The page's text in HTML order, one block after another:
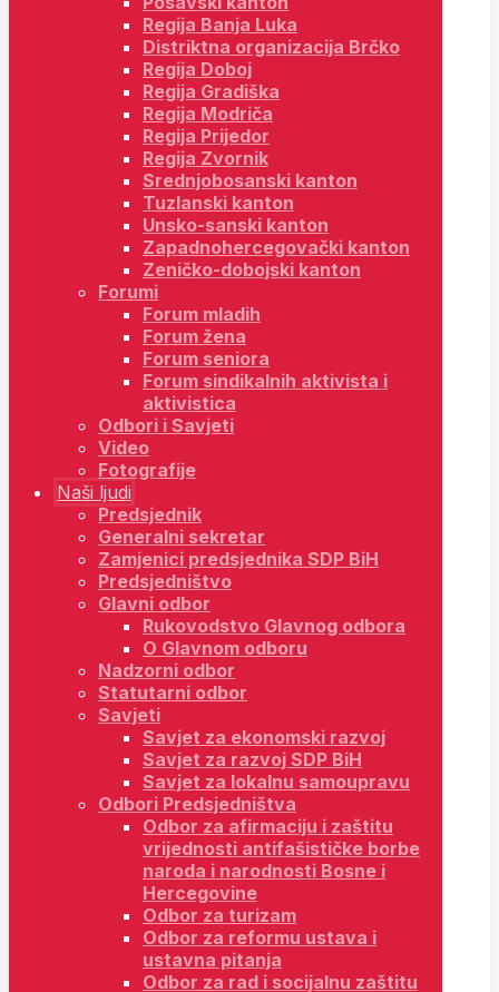
Regija Banja Luka
Distriktna organizacija Brčko
Regija Doboj
Regija Gradiška
Regija Modriča
Regija Prijedor
Regija Zvornik
Srednjobosanski kanton
Tuzlanski kanton
Unsko-sanski kanton
Zapadnohercegovački kanton
Zeničko-dobojski kanton
Forumi
Forum mladih
Forum žena
Forum seniora
Forum sindikalnih aktivista i
aktivistica
Odbori i Savjeti
Video
Fotografije
Naši ljudi
Predsjednik
Generalni sekretar
Zamjenici predsjednika SDP BiH
Predsjedništvo
Glavni odbor
Rukovodstvo Glavnog odbora
O Glavnom odboru
Nadzorni odbor
Statutarni odbor
Savjeti
Savjet za ekonomski razvoj
Savjet za razvoj SDP BiH
Savjet za lokalnu samoupravu
Odbori Predsjedništva
Odbor za afirmaciju i zaštitu
vrijednosti antifašističke borbe
naroda i narodnosti Bosne i
Hercegovine
Odbor za turizam
Odbor za reformu ustava i
ustavna pitanja
Odbor za rad i socijalnu zaštitu